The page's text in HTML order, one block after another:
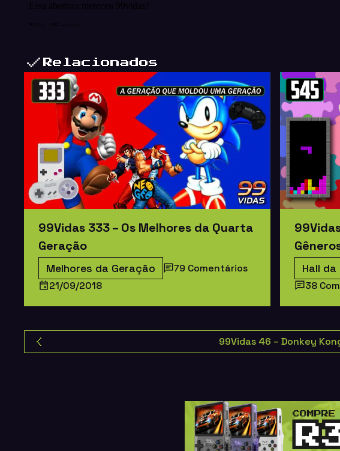
Relacionados
99Vidas 333 – Os Melhores da Quarta
Geração
Melhores da Geração
79 Comentários
21/09/2018
Hall da
38
99Vidas 46 – Donkey